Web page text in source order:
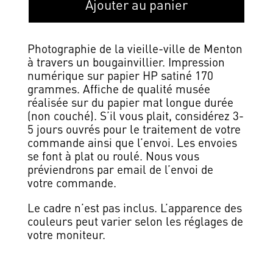
Ajouter au panier
Photographie de la vieille-ville de Menton
à travers un bougainvillier. Impression
numérique sur papier HP satiné 170
grammes. Affiche de qualité musée
réalisée sur du papier mat longue durée
(non couché). S’il vous plait, considérez 3-
5 jours ouvrés pour le traitement de votre
commande ainsi que l’envoi. Les envoies
se font à plat ou roulé. Nous vous
préviendrons par email de l’envoi de
votre commande.
Le cadre n’est pas inclus. L’apparence des
couleurs peut varier selon les réglages de
votre moniteur.